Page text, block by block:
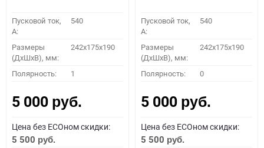
Пусковой ток,
A:
540
Размеры
(ДхШхВ), мм:
242x175x190
Полярность: 1
5 000 руб.
Цена без ECOном скидки:
5 500 руб.
Пусковой ток,
A:
540
Размеры
(ДхШхВ), мм:
242x175x190
Полярность: 0
5 000 руб.
Цена без ECOном скидки:
5 500 руб.